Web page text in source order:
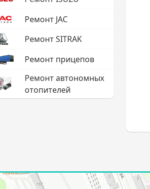
Ремонт JAC
Ремонт SITRAK
Ремонт прицепов
Ремонт автономных
отопителей